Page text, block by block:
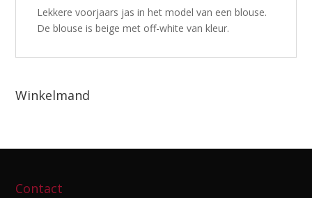
Lekkere voorjaars jas in het model van een blouse.
De blouse is beige met off-white van kleur.
Winkelmand
Contact